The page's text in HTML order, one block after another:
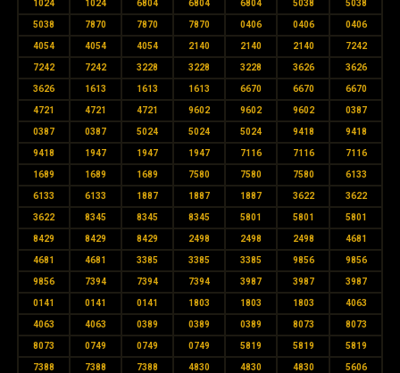
1024 1024 6804 6804 6804 5038 5038
5038 7870 7870 7870 0406 0406 0406
4054 4054 4054 2140 2140 2140 7242
7242 7242 3228 3228 3228 3626 3626
3626 1613 1613 1613 6670 6670 6670
4721 4721 4721 9602 9602 9602 0387
0387 0387 5024 5024 5024 9418 9418
9418 1947 1947 1947 7116 7116 7116
1689 1689 1689 7580 7580 7580 6133
6133 6133 1887 1887 1887 3622 3622
3622 8345 8345 8345 5801 5801 5801
8429 8429 8429 2498 2498 2498 4681
4681 4681 3385 3385 3385 9856 9856
9856 7394 7394 7394 3987 3987 3987
0141 0141 0141 1803 1803 1803 4063
4063 4063 0389 0389 0389 8073 8073
8073 0749 0749 0749 5819 5819 5819
7388 7388 7388 4830 4830 4830 5606